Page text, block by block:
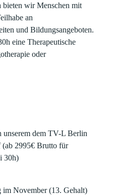
bieten wir Menschen mit
an
und Bildungsangeboten.
eine Therapeutische
oder
unserem dem TV-L Berlin
(ab 2995€ Brutto für
30h)
im November (13. Gehalt)